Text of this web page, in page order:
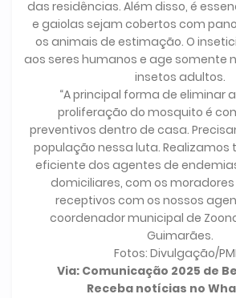
das residências. Além disso, é
e gaiolas sejam cobertos com
os animais de estimação. O
aos seres humanos e age somente
insetos adultos.
“A principal forma de eliminar
proliferação do mosquito é
preventivos dentro de casa.
população nessa luta.
eficiente dos agentes de
domiciliares, com os
receptivos com os nossos
coordenador municipal de
Guimarães.
Fotos: Divulgação/
Via: Comunicação 2025 de
Receba notícias no